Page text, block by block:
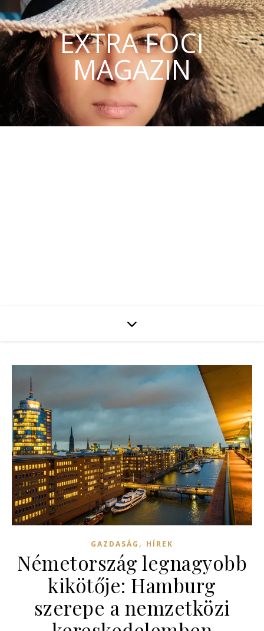
EXTRA FOCI
MAGAZIN
GAZDASÁG , HÍREK
Németország legnagyobb
kikötője: Hamburg
szerepe a nemzetközi